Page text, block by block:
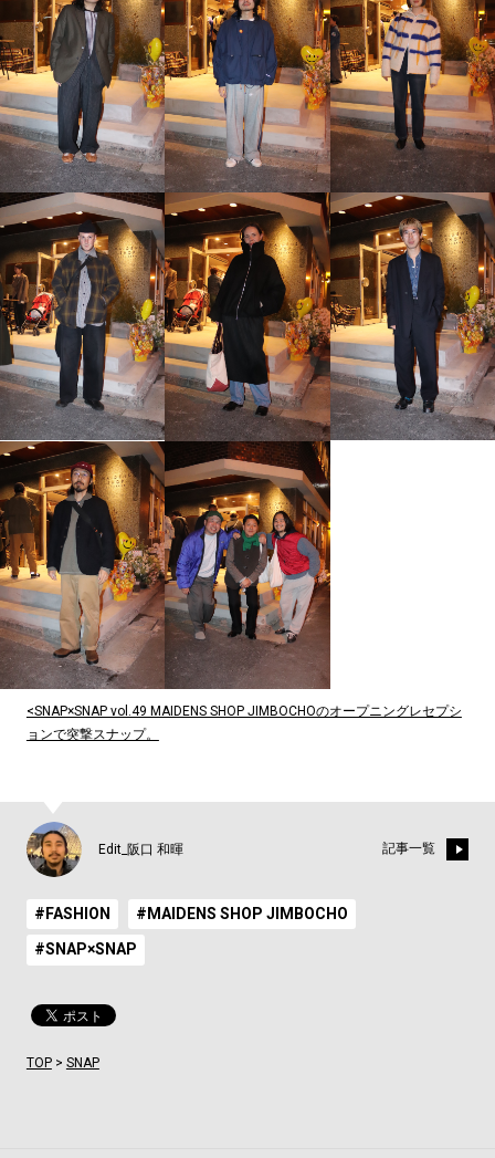
<SNAP×SNAP vol.49 MAIDENS SHOP JIMBOCHOのオープニングレセプシ
ョンで突撃スナップ。
Edit_阪口 和暉 記事一覧
#FASHION #MAIDENS SHOP JIMBOCHO
#SNAP×SNAP
TOP> SNAP